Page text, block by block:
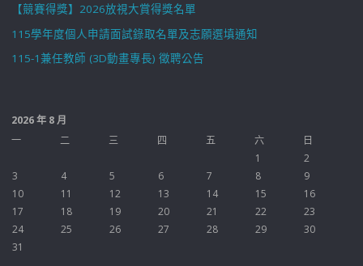
【競賽得獎】2026放視大賞得獎名單
115學年度個人申請面試錄取名單及志願選填通知
115-1兼任教師 (3D動畫專長) 徵聘公告
2026 年 8 月
一
二 三 四 五 六
日
1
2
3
4 5 6 7 8
9
10
11 12 13 14 15
16
17
18 19 20 21 22
23
24
25 26 27 28 29
30
31